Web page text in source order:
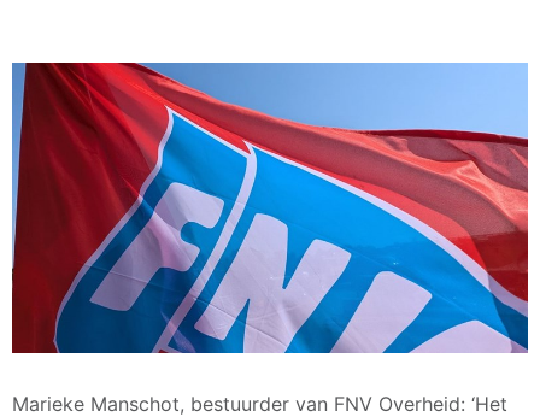
Marieke Manschot, bestuurder van FNV Overheid: ‘Het